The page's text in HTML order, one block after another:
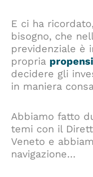
E ci ha
bisogno, che
previdenziale è
propria
decidere gli
in maniera
Abbiamo fatto
temi con il
Veneto e
navigazione…